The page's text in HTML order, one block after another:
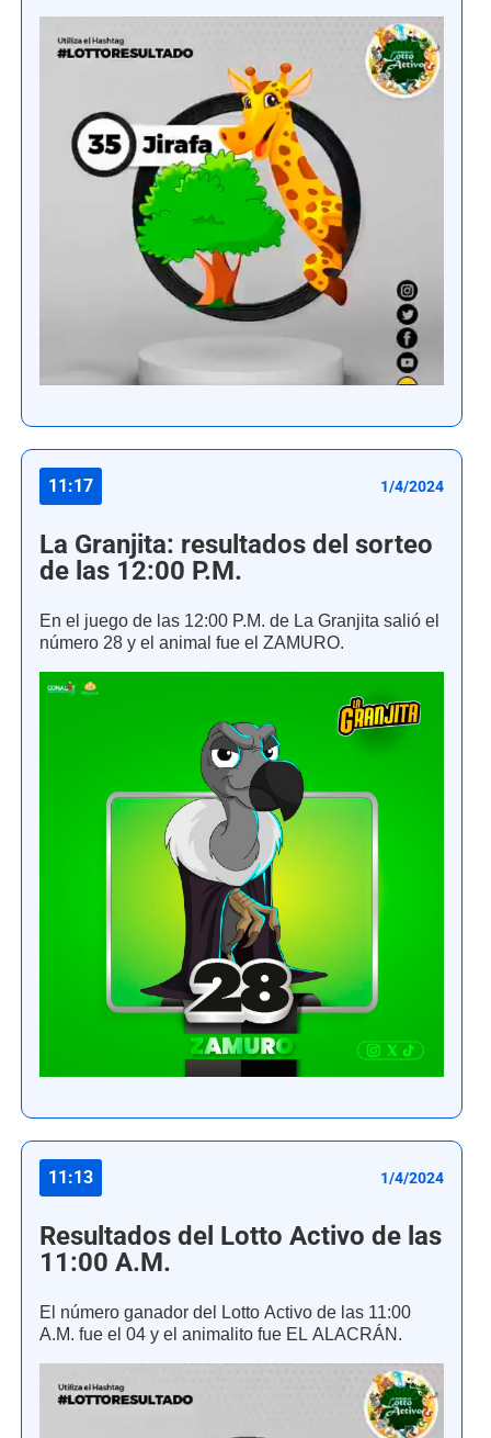
11:17 1/4/2024
La Granjita: resultados del sorteo
de las 12:00 P.M.
En el juego de las 12:00 P.M. de La Granjita salió el
número 28 y el animal fue el ZAMURO.
11:13 1/4/2024
Resultados del Lotto Activo de las
11:00 A.M.
El número ganador del Lotto Activo de las 11:00
A.M. fue el 04 y el animalito fue EL ALACRÁN.